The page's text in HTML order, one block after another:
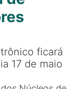
ficará
17 de maio